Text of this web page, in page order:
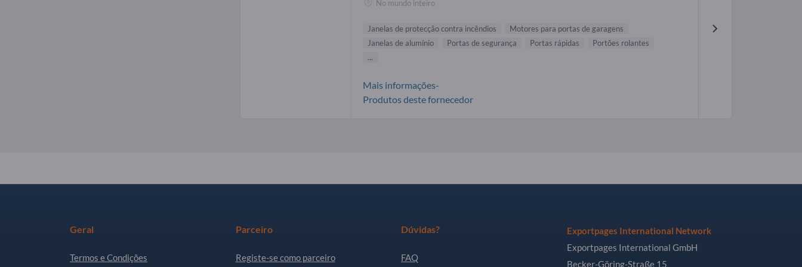
No mundo inteiro
Janelas de protecção contra incêndios
Motores para portas de garagens
Janelas de alumínio
Portas de segurança Portas rápidas
Portões rolantes
...
Mais informações-
Produtos deste fornecedor
Geral
Termos e Condições
Parceiro
Registe-se como parceiro
Dúvidas?
FAQ
Exportpages International Network
Exportpages International GmbH
Becker-Göring-Straße 15